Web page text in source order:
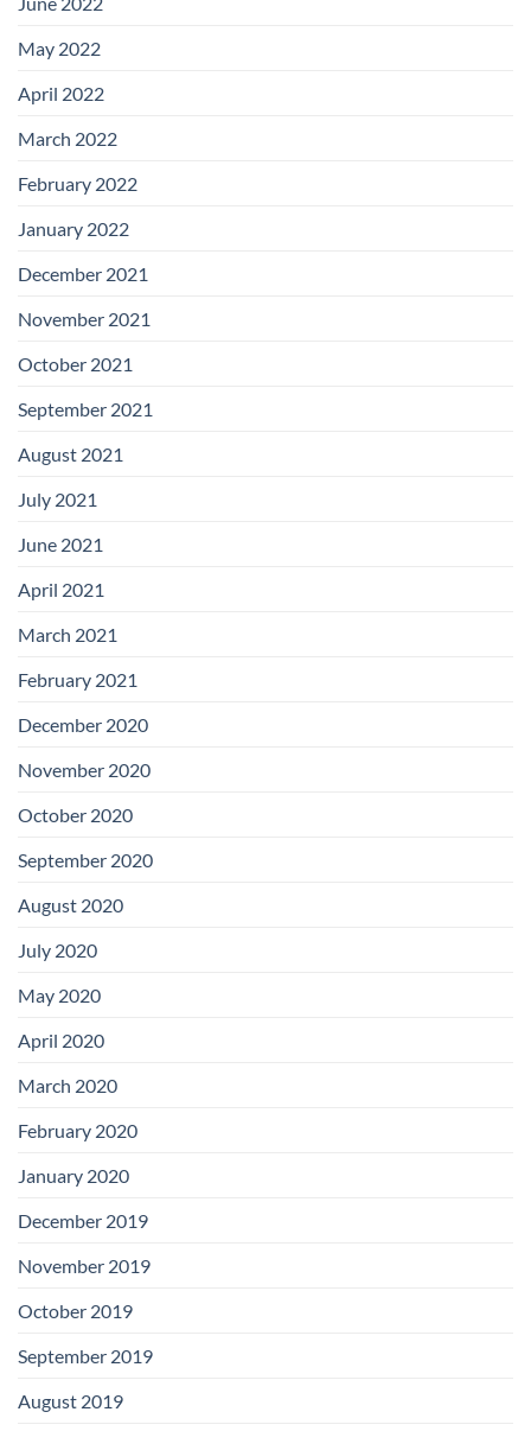
May 2022
April 2022
March 2022
February 2022
January 2022
December 2021
November 2021
October 2021
September 2021
August 2021
July 2021
June 2021
April 2021
March 2021
February 2021
December 2020
November 2020
October 2020
September 2020
August 2020
July 2020
May 2020
April 2020
March 2020
February 2020
January 2020
December 2019
November 2019
October 2019
September 2019
August 2019